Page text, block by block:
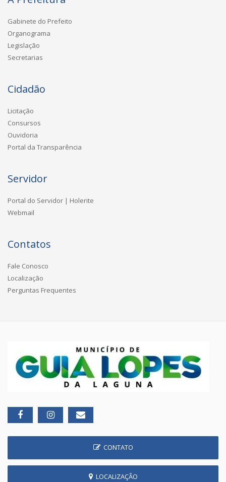
Gabinete do Prefeito
Organograma
Legislação
Secretarias
Cidadão
Licitação
Consursos
Ouvidoria
Portal da Transparência
Servidor
Portal do Servidor | Holerite
Webmail
Contatos
Fale Conosco
Localização
Perguntas Frequentes
CONTATO
LOCALIZAÇÃO